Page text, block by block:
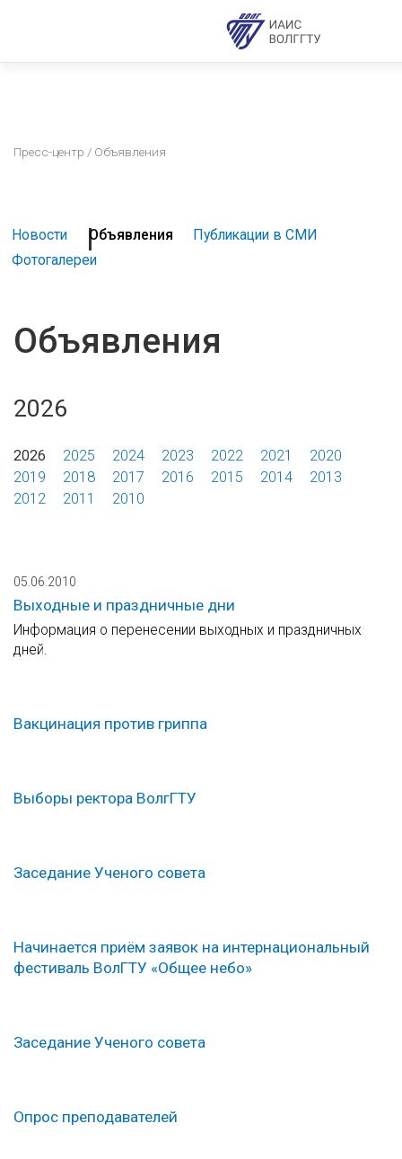
Пресс-центр / Объявления
Новости Объявления
Публикации в СМИ
Фотогалереи
Объявления
2026
2026 2025 2024 2023 2022 2021
2020
2019
2018 2017 2016 2015 2014
2013
2012
2011 2010
05.06.2010
Выходные и праздничные дни
Информация о перенесении выходных и праздничных
дней.
Вакцинация против гриппа
Выборы ректора ВолгГТУ
Заседание Ученого совета
Начинается приём заявок на интернациональный
фестиваль ВолГТУ «Общее небо»
Заседание Ученого совета
Опрос преподавателей